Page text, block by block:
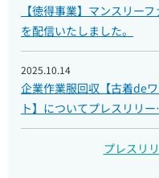
【徳得事業】マンスリー
を配信いたしました。
2025.10.14
企業作業服回収【古着de
ト】についてプレスリリ
プレスリ